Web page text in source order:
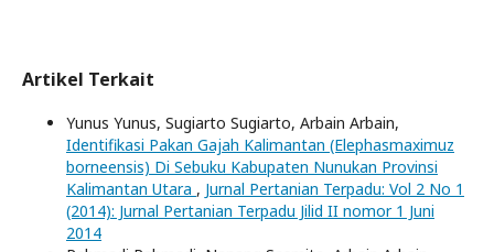
Artikel Terkait
Yunus Yunus, Sugiarto Sugiarto, Arbain Arbain,
Identifikasi Pakan Gajah Kalimantan (Elephasmaximuz
borneensis) Di Sebuku Kabupaten Nunukan Provinsi
Kalimantan Utara , Jurnal Pertanian Terpadu: Vol 2 No 1
(2014): Jurnal Pertanian Terpadu Jilid II nomor 1 Juni
2014